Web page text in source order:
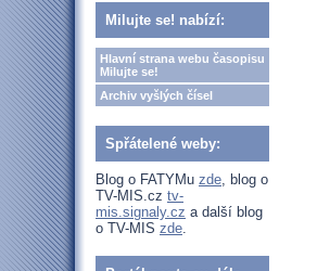
Milujte se! nabízí:
Hlavní strana webu časopisu
Milujte se!
Archiv vyšlých čísel
Spřátelené weby:
Blog o FATYMu zde, blog o
TV-MIS.cz tv-
mis.signaly.cz a další blog
o TV-MIS zde.